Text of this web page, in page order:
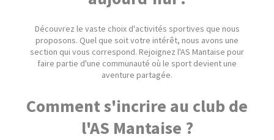
Découvrez le vaste choix d'activités sportives que nous
proposons. Quel que soit votre intérêt, nous avons une
section qui vous correspond. Rejoignez l'AS Mantaise pour
faire partie d'une communauté où le sport devient une
aventure partagée.
Comment s'incrire au club de
l'AS Mantaise ?